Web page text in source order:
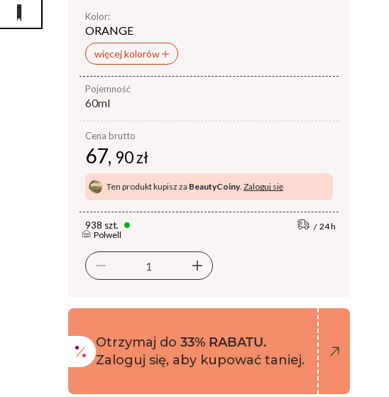
Kolor:
ORANGE
więcej kolorów
pojemność
60ml
Cena brutto
67, 90 zł
Ten produkt kupisz za BeautyCoiny. Zaloguj się
938 szt.
Polwell
24 h
Otrzymaj do 33% RABATU.
Zaloguj się, aby kupować taniej.